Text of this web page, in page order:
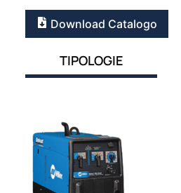
Download Catalogo
TIPOLOGIE